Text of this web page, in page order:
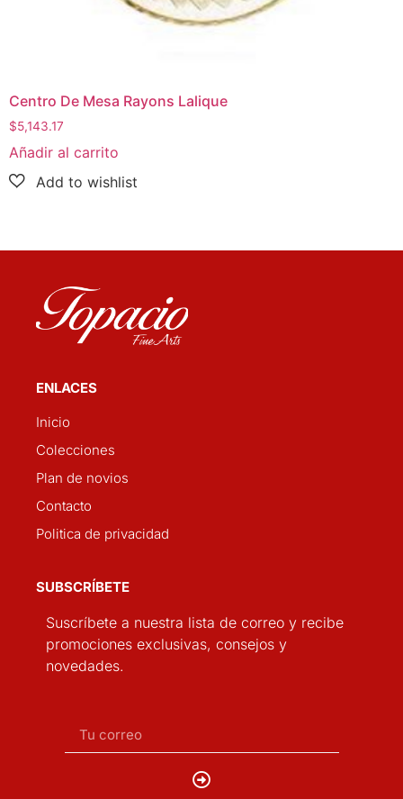
Centro De Mesa Rayons Lalique
$5,143.17
Añadir al carrito
ENLACES
Inicio
Colecciones
Plan de novios
Contacto
Politica de privacidad
SUBSCRÍBETE
Suscríbete a nuestra lista de correo y recibe
promociones exclusivas, consejos y
novedades.